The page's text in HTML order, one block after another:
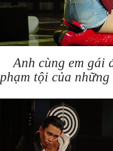
Anh cùng em gái
phạm tội của